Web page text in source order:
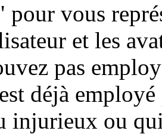
pour vous
et les
pas
déjà
injurieux ou